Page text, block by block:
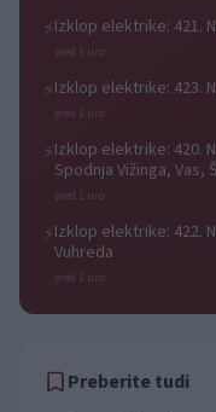
⚡Izklop elektrike: 421.
pred 1 uro
⚡Izklop elektrike: 423.
pred 1 uro
⚡Izklop elektrike: 420.
Spodnja Vižinga, Vas,
pred 1 uro
⚡Izklop elektrike: 422.
Vuhreda
pred 1 uro
Preberite tudi